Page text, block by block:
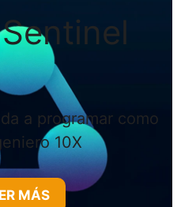
a programar como
10X
MÁS